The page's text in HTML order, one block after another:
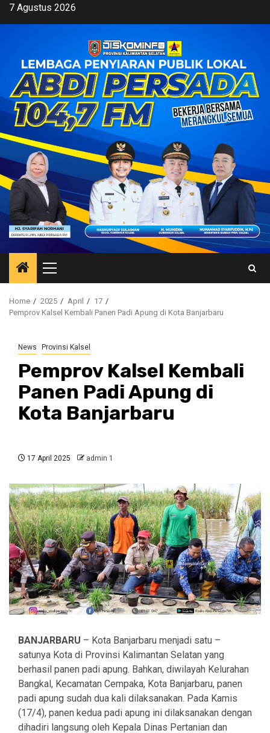
Skip7 Agustus 2026
Primary
Menu
Home 2025 April
17
Pemprov Kalsel Kembali Panen Padi Apung di Kota Banjarbaru
News Provinsi Kalsel
Pemprov Kalsel Kembali
Panen Padi Apung di
Kota Banjarbaru
17 April 2025 admin 1
BANJARBARU – Kota Banjarbaru menjadi satu –
satunya Kota di Provinsi Kalimantan Selatan yang
berhasil panen padi apung. Bahkan, diwilayah Kelurahan
Bangkal, Kecamatan Cempaka, Kota Banjarbaru, panen
padi apung sudah dua kali dilaksanakan. Pada Kamis
(17/4), panen kedua padi apung ini dilaksanakan dengan
dihadiri langsung oleh Kepala Dinas Pertanian dan